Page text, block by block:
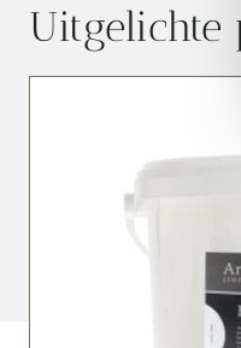
Uitgelichte